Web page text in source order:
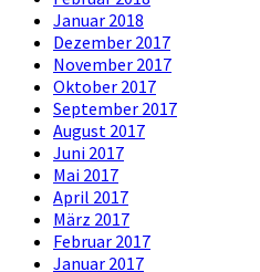
Januar 2018
Dezember 2017
November 2017
Oktober 2017
September 2017
August 2017
Juni 2017
Mai 2017
April 2017
März 2017
Februar 2017
Januar 2017